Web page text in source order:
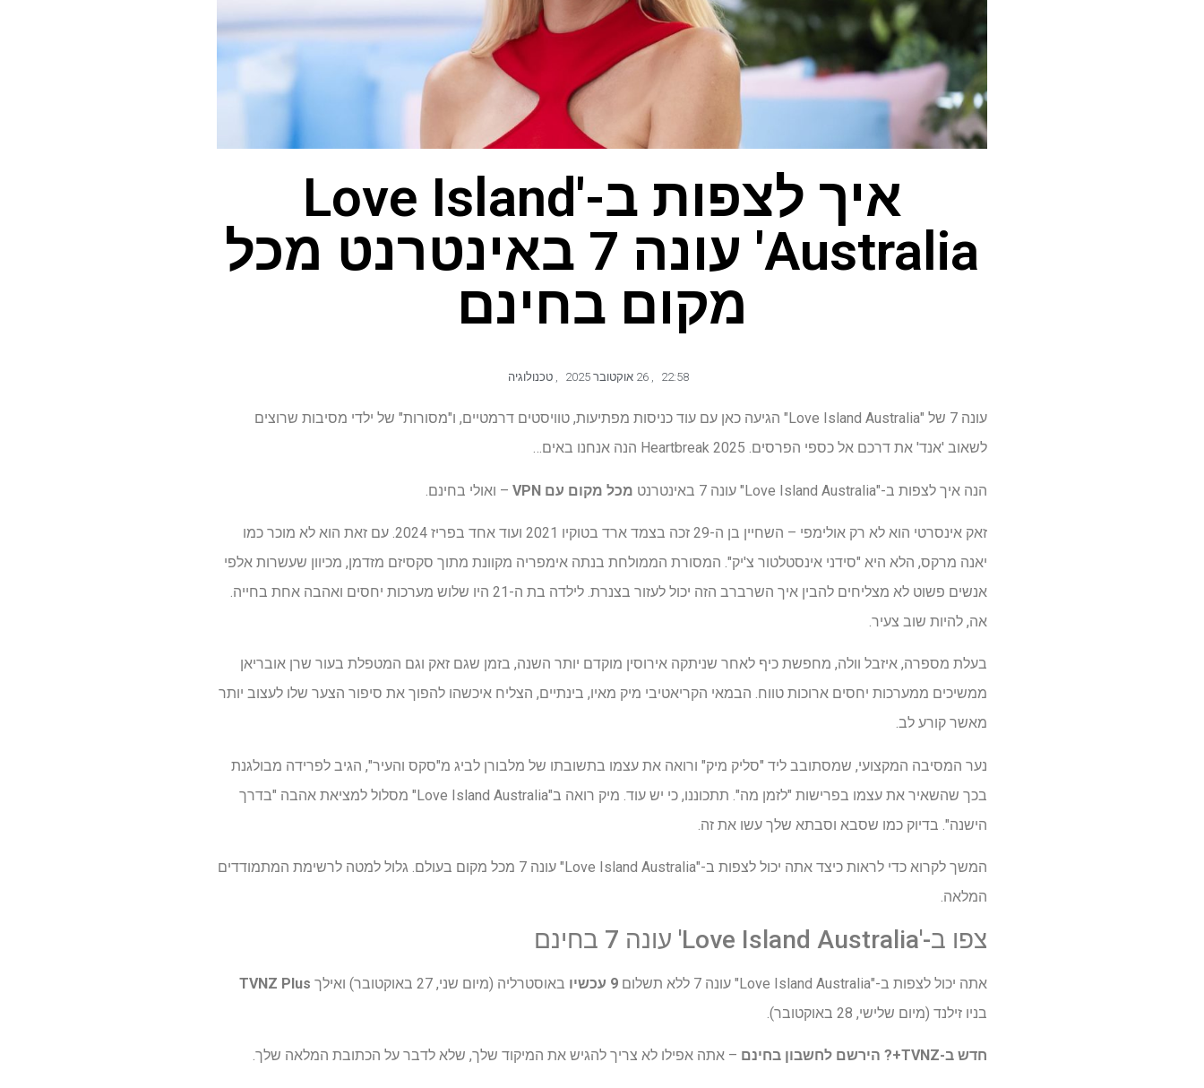
איך לצפות ב-'Love Island
Australia' עונה 7 באינטרנט מכל
מקום בחינם
22:58
,
, טכנולוגיה
עונה 7 של "Love Island Australia" הגיעה כאן עם עוד כניסות מפתיעות, טוויסטים דרמטיים, ו"מסורות" של ילדי מסיבות שרוצים
לשאוב 'אנד' את דרכם אל כספי הפרסים. Heartbreak 2025 הנה אנחנו באים…
הנה איך לצפות ב-"Love Island Australia" עונה 7 באינטרנט מכל מקום עם VPN – ואולי בחינם.
זאק אינסרטי הוא לא רק אולימפי – השחיין בן ה-29 זכה בצמד ארד בטוקיו 2021 ועוד אחד בפריז 2024. עם זאת הוא לא מוכר כמו
יאנה מרקס, הלא היא "סידני אינסטלטור צ'יק". המסורת הממולחת בנתה אימפריה מקוונת מתוך סקסיזם מזדמן, מכיוון שעשרות אלפי
אנשים פשוט לא מצליחים להבין איך השרברב הזה יכול לעזור בצנרת. לילדה בת ה-21 היו שלוש מערכות יחסים ואהבה אחת בחייה.
אה, להיות שוב צעיר.
בעלת מספרה, איזבל וולה, מחפשת כיף לאחר שניתקה אירוסין מוקדם יותר השנה, בזמן שגם זאק וגם המטפלת בעור שרן אובריאן
ממשיכים ממערכות יחסים ארוכות טווח. הבמאי הקריאטיבי מיק מאיו, בינתיים, הצליח איכשהו להפוך את סיפור הצער שלו לעצוב יותר
מאשר קורע לב.
נער המסיבה המקצועי, שמסתובב ליד "סליק מיק" ורואה את עצמו בתשובתו של מלבורן לביג מ"סקס והעיר", הגיב לפרידה מבולגנת
בכך שהשאיר את עצמו בפרישות "לזמן מה". תתכוננו, כי יש עוד. מיק רואה ב"Love Island Australia" מסלול למציאת אהבה "בדרך
הישנה". בדיוק כמו שסבא וסבתא שלך עשו את זה.
המשך לקרוא כדי לראות כיצד אתה יכול לצפות ב-"Love Island Australia" עונה 7 מכל מקום בעולם. גלול למטה לרשימת המתמודדים
המלאה.
צפו ב-'Love Island Australia' עונה 7 בחינם
אתה יכול לצפות ב-"Love Island Australia" עונה 7 ללא תשלום 9 עכשיו באוסטרליה (מיום שני, 27 באוקטובר) ואילך
TVNZ Plus
בניו זילנד (מיום שלישי, 28 באוקטובר).
חדש ב-TVNZ+? הירשם לחשבון בחינם – אתה אפילו לא צריך להגיש את המיקוד שלך, שלא לדבר על הכתובת המלאה שלך.